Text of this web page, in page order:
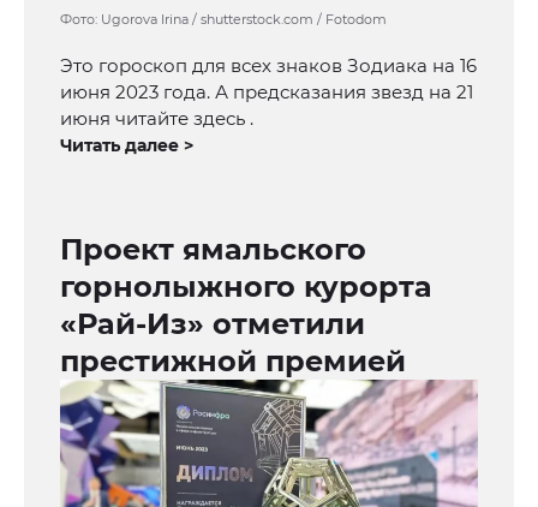
Фото: Ugorova Irina / shutterstock.com / Fotodom
Это гороскоп для всех знаков Зодиака на 16
июня 2023 года. А предсказания звезд на 21
июня читайте здесь .
Читать далее >
Проект ямальского
горнолыжного курорта
«Рай-Из» отметили
престижной премией